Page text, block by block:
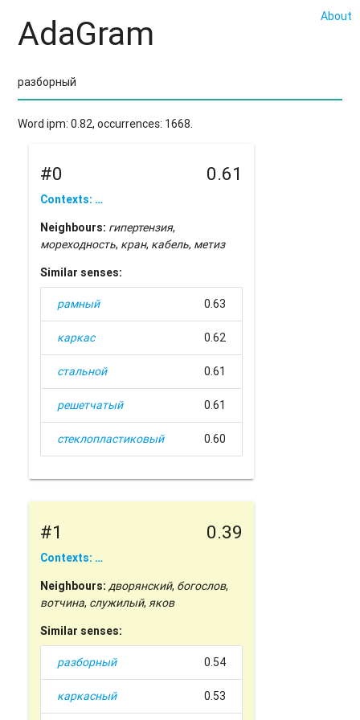
About
AdaGram
Word ipm: 0.82, occurrences: 1668.
#0 0.61
Contexts: …
Neighbours: гипертензия,
мореходность, кран, кабель, метиз
Similar senses:
рамный 0.63
каркас 0.62
стальной 0.61
решетчатый 0.61
стеклопластиковый 0.60
#1 0.39
Contexts: …
Neighbours: дворянский, богослов,
вотчина, служилый,яков
Similar senses:
разборный 0.54
каркасный 0.53